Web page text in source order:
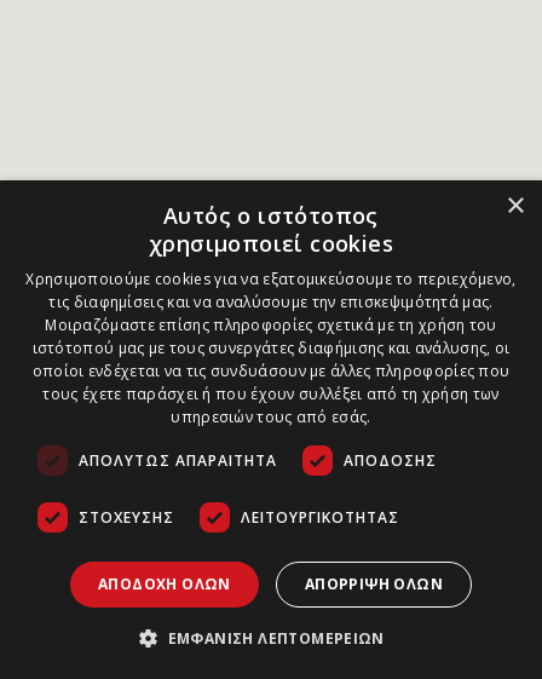
×
Αυτός ο ιστότοπος
χρησιμοποιεί cookies
Χρησιμοποιούμε cookies για να εξατομικεύσουμε το περιεχόμενο,
τις διαφημίσεις και να αναλύσουμε την επισκεψιμότητά μας.
Μοιραζόμαστε επίσης πληροφορίες σχετικά με τη χρήση του
ιστότοπού μας με τους συνεργάτες διαφήμισης και ανάλυσης, οι
οποίοι ενδέχεται να τις συνδυάσουν με άλλες πληροφορίες που
τους έχετε παράσχει ή που έχουν συλλέξει από τη χρήση των
υπηρεσιών τους από εσάς.
ΑΠΟΛΎΤΩΣ ΑΠΑΡΑΊΤΗΤΑ ΑΠΌΔΟΣΗΣ
ΣΤΌΧΕΥΣΗΣ ΛΕΙΤΟΥΡΓΙΚΌΤΗΤΑΣ
ΑΠΟΔΟΧΉ ΌΛΩΝ ΑΠΌΡΡΙΨΗ ΌΛΩΝ
ΕΜΦΆΝΙΣΗ ΛΕΠΤΟΜΕΡΕΙΏΝ